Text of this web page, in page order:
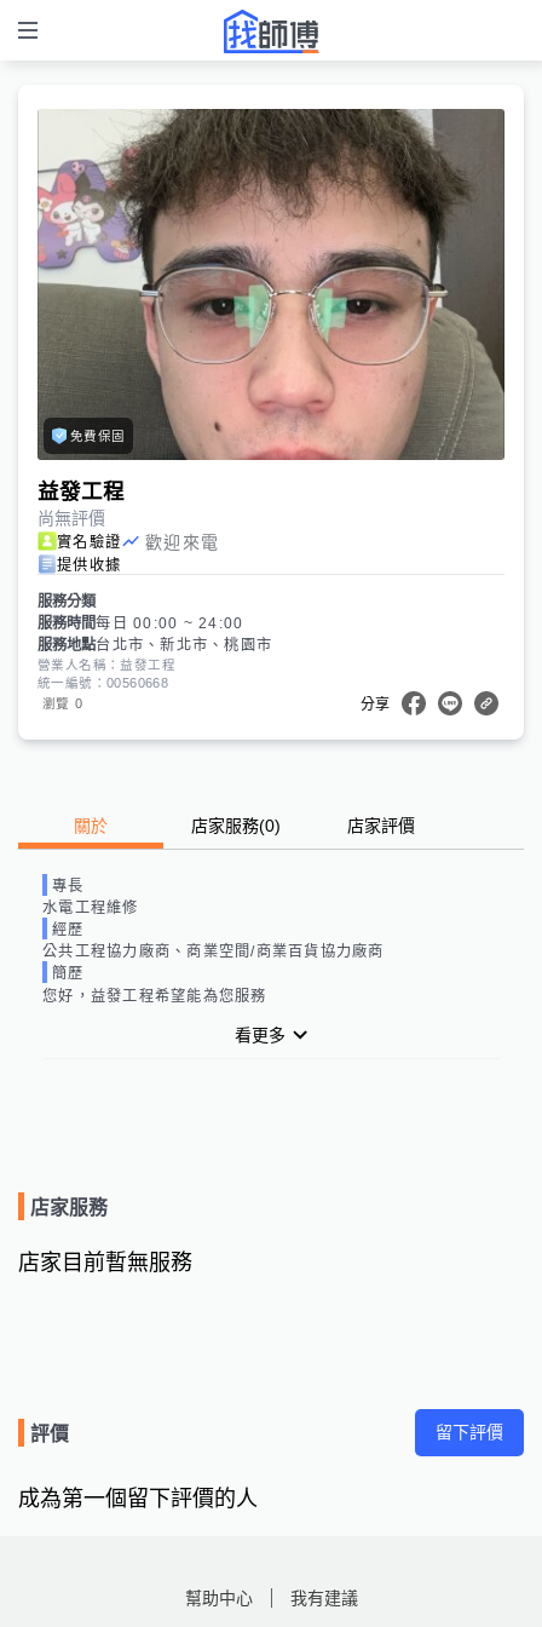
免費保固
益發工程
尚無評價
實名驗證 歡迎來電
提供收據
服務分類
服務時間每日 00:00 ~ 24:00
服務地點台北市、新北市、桃園市
營業人名稱：益發工程
統一編號：00560668
瀏覽 0 分享
關於 店家服務(0) 店家評價
專長
水電工程維修
經歷
公共工程協力廠商、商業空間/商業百貨協力廠商
簡歷
您好，益發工程希望能為您服務
看更多
店家服務
店家目前暫無服務
評價 留下評價
成為第一個留下評價的人
幫助中心 我有建議